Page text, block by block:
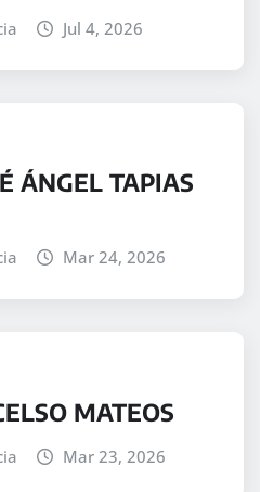
Jul 4, 2026
ÁNGEL TAPIAS
Mar 24, 2026
MATEOS
Mar 23, 2026